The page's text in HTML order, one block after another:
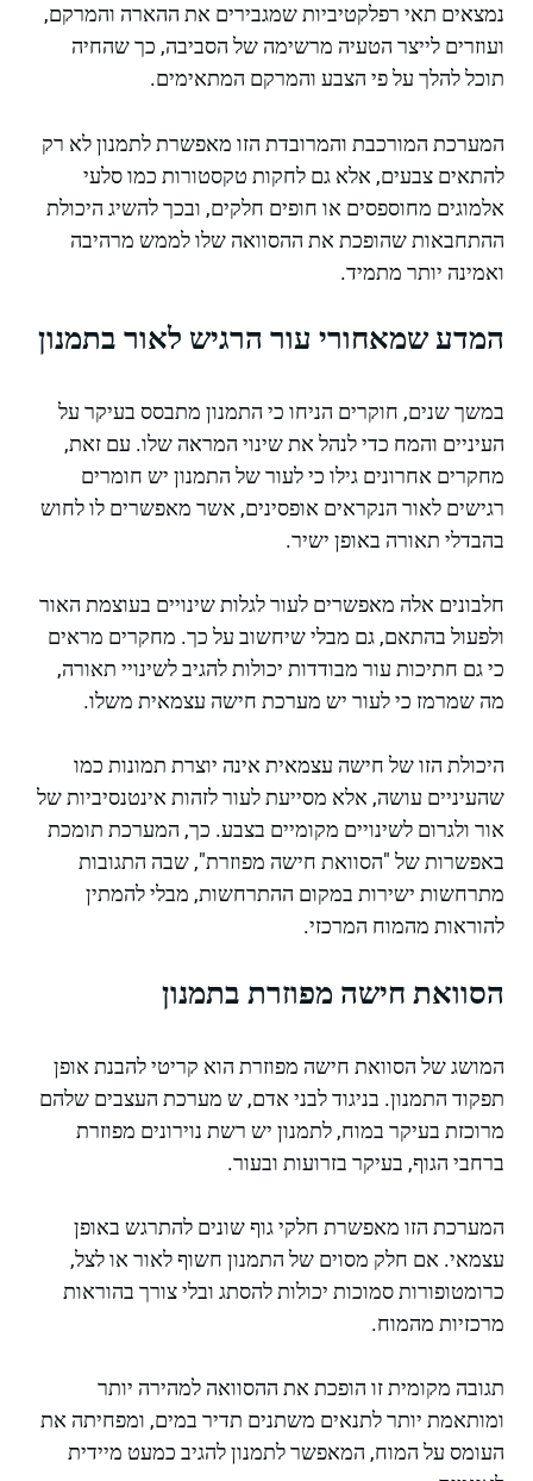
נמצאים תאי רפלקטיביות שמגבירים את ההארה והמרקם,
ועוזרים לייצר הטעיה מרשימה של הסביבה, כך שהחיה
תוכל להלך על פי הצבע והמרקם המתאימים.
המערכת המורכבת והמרובדת הזו מאפשרת לתמנון לא רק
להתאים צבעים, אלא גם לחקות טקסטורות כמו סלעי
אלמוגים מחוספסים או חופים חלקים, ובכך להשיג היכולת
ההתחבאות שהופכת את ההסוואה שלו לממש מרהיבה
ואמינה יותר מתמיד.
המדע שמאחורי עור הרגיש לאור בתמנון
במשך שנים, חוקרים הניחו כי התמנון מתבסס בעיקר על
העיניים והמח כדי לנהל את שינוי המראה שלו. עם זאת,
מחקרים אחרונים גילו כי לעור של התמנון יש חומרים
רגישים לאור הנקראים אופסינים, אשר מאפשרים לו לחוש
בהבדלי תאורה באופן ישיר.
חלבונים אלה מאפשרים לעור לגלות שינויים בעוצמת האור
ולפעול בהתאם, גם מבלי שיחשוב על כך. מחקרים מראים
כי גם חתיכות עור מבודדות יכולות להגיב לשינויי תאורה,
מה שמרמז כי לעור יש מערכת חישה עצמאית משלו.
היכולת הזו של חישה עצמאית אינה יוצרת תמונות כמו
שהעיניים עושה, אלא מסייעת לעור לזהות אינטנסיביות של
אור ולגרום לשינויים מקומיים בצבע. כך, המערכת תומכת
באפשרות של "הסוואת חישה מפוזרת", שבה התגובות
מתרחשות ישירות במקום ההתרחשות, מבלי להמתין
להוראות מהמוח המרכזי.
הסוואת חישה מפוזרת בתמנון
המושג של הסוואת חישה מפוזרת הוא קריטי להבנת אופן
תפקוד התמנון. בניגוד לבני אדם, ש מערכת העצבים שלהם
מרוכזת בעיקר במוח, לתמנון יש רשת נוירונים מפוזרת
ברחבי הגוף, בעיקר בזרועות ובעור.
המערכת הזו מאפשרת חלקי גוף שונים להתרגש באופן
עצמאי. אם חלק מסוים של התמנון חשוף לאור או לצל,
כרומטופורות סמוכות יכולות להסתג ובלי צורך בהוראות
מרכזיות מהמוח.
תגובה מקומית זו הופכת את ההסוואה למהירה יותר
ומותאמת יותר לתנאים משתנים תדיר במים, ומפחיתה את
העומס על המוח, המאפשר לתמנון להגיב כמעט מיידית